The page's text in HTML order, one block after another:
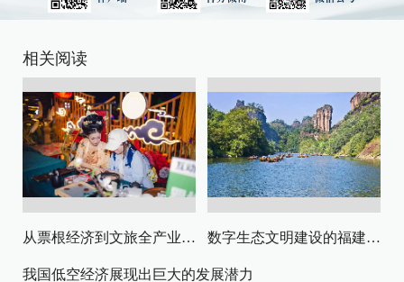
相关阅读
从票根经济到文旅全产业链升级 数字生态文明建设的福建路径与启示
我国低空经济展现出巨大的发展潜力